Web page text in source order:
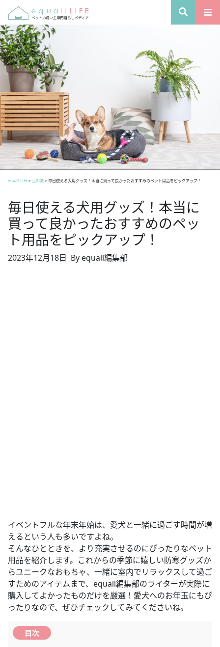
equall LIFE> 豆知識> 毎日使える犬用グッズ！本当に買って良かったおすすめのペット用品をピックアップ！
毎日使える犬用グッズ！本当に
買って良かったおすすめのペッ
ト用品をピックアップ！
2023年12月18日 By equall編集部
イベントフルな年末年始は、愛犬と一緒に過ごす時間が増
えるという人も多いですよね。
そんなひとときを、より充実させるのにぴったりなペット
用品を紹介します。これからの季節に嬉しい防寒グッズか
らユニークなおもちゃ、一緒に室内でリラックスして過ご
すためのアイテムまで、equall編集部のライターが実際に
購入してよかったものだけを厳選！愛犬へのお年玉にもぴ
ったりなので、ぜひチェックしてみてくださいね。
目次